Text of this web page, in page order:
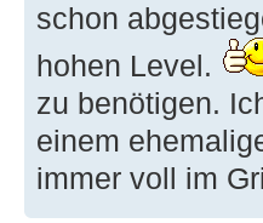
schon
hohen Level.
zu benötigen.
einem
immer voll im